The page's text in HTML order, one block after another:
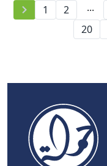
1 2 ...
20